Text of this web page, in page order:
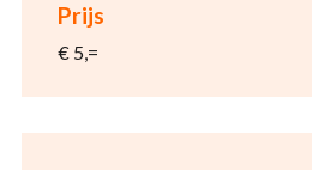
Prijs
€ 5,=